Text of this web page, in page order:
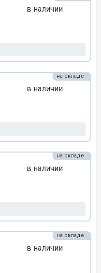
в наличии
в наличии
на складе
в наличии
на складе
в наличии
на складе